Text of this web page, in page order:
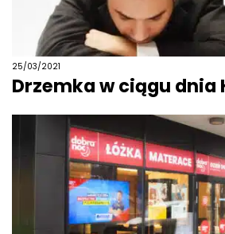
25/03/2021
Drzemka w ciągu dnia